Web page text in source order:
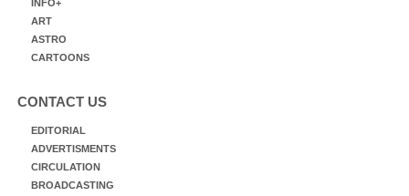
INFO+
ART
ASTRO
CARTOONS
CONTACT US
EDITORIAL
ADVERTISMENTS
CIRCULATION
BROADCASTING